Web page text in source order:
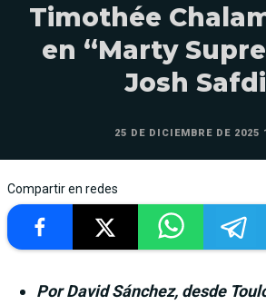
Timothée
en “Marty
Josh
25 DE DICIEMBRE DE 2025
Compartir en redes
Por David Sánchez, desde